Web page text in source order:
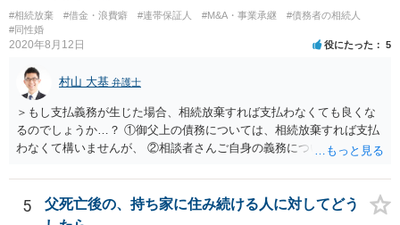
#相続放棄 #借金・浪費癖 #連帯保証人 #M&A・事業承継
#債務者の相続人
#同性婚
2020年8月12日 役にたった 5
村山 大基 弁護士
＞もし支払義務が生じた場合、相続放棄すれば支払わなくても良くな
るのでしょうか…？ ①御父上の債務については、相続放棄すれば支払
わなくて構いませんが、 ②相談者さんご自身の義務については、契約
いないので何とも言えません。 そもそも、何の義務も負わないなら、
印鑑証明まで用意して推定相続人にサインさせる意味もないような気
がします。 もし何らかの義務を相続放棄しても負う内容だと困ります
5
父死亡後の、持ち家に住み続ける人に対してどう